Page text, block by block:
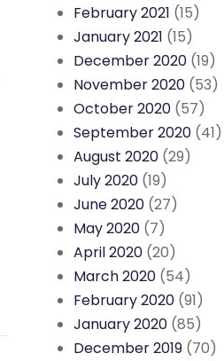
February 2021 (15)
January 2021 (15)
December 2020 (19)
November 2020 (53)
October 2020 (57)
September 2020 (41)
August 2020 (29)
July 2020 (19)
June 2020 (27)
May 2020 (7)
April 2020 (20)
March 2020 (54)
February 2020 (91)
January 2020 (85)
December 2019 (70)